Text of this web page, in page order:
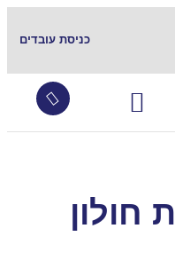
כניסת עובדים
חולון